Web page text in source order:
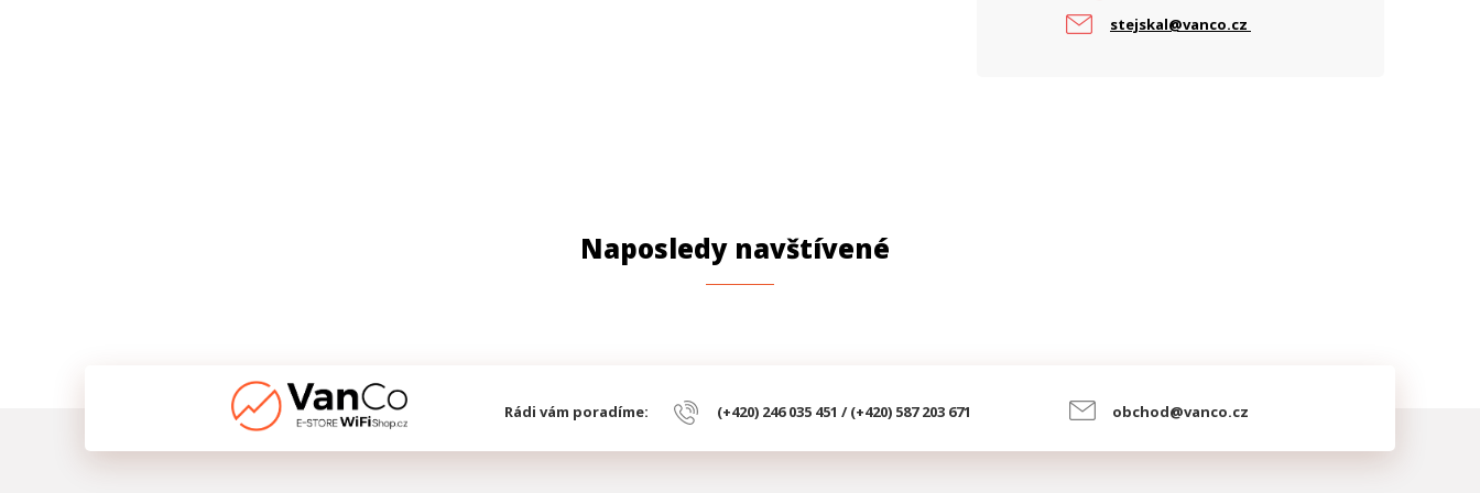
PARAMETRY POE
stejskal@vanco.cz
Naposledy navštívené
Rádi vám poradíme: (+420) 246 035 451 / (+420) 587 203 671 obchod@vanco.cz